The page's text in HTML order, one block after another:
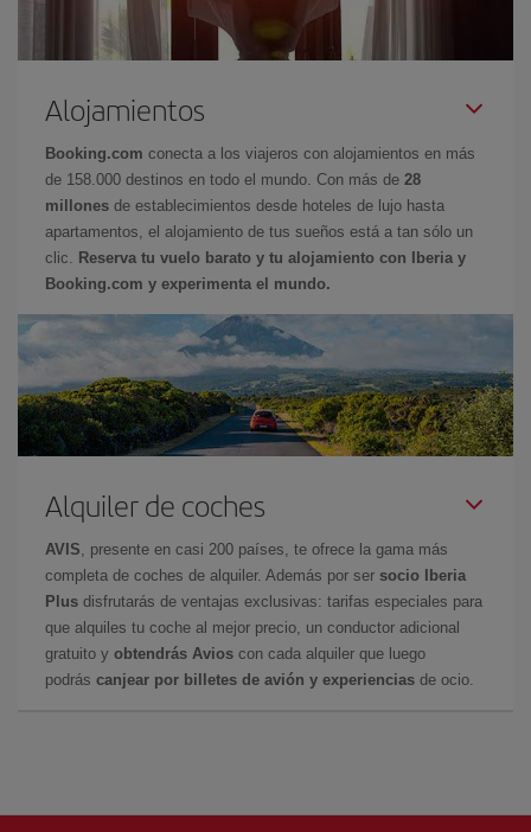
Alojamientos
Booking.com conecta a los viajeros con alojamientos en más
de 158.000 destinos en todo el mundo. Con más de 28
millones de establecimientos desde hoteles de lujo hasta
apartamentos, el alojamiento de tus sueños está a tan sólo un
clic.
Reserva tu vuelo barato y tu alojamiento con Iberia y
Booking.com y experimenta el mundo.
Alquiler de coches
AVIS , presente en casi 200 países, te ofrece la gama más
completa de coches de alquiler. Además por ser socio Iberia
Plus disfrutarás de ventajas exclusivas: tarifas especiales para
que alquiles tu coche al mejor precio, un conductor adicional
gratuito y obtendrás Avios con cada alquiler que luego
podrás canjear por billetes de avión y experiencias de ocio.